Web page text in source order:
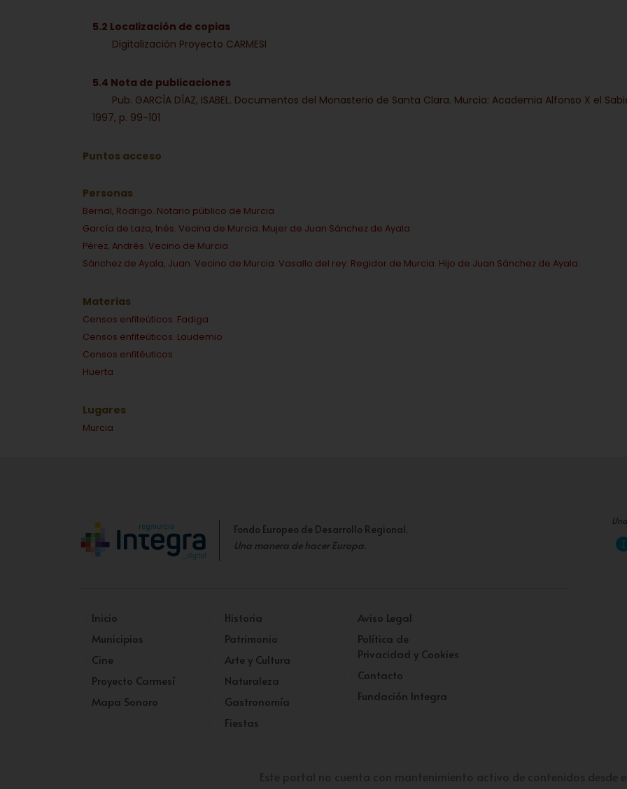
5.2 Localización de copias
Digitalización Proyecto CARMESI
5.4 Nota de publicaciones
Pub. GARCÍA DÍAZ, ISABEL. Documentos del Monasterio de Santa Clara. Murcia: Academia Alfonso X el
1997, p. 99-101
Puntos acceso
Personas
Bernal, Rodrigo. Notario público de Murcia
García de Laza, Inés. Vecina de Murcia. Mujer de Juan Sánchez de Ayala
Pérez, Andrés. Vecino de Murcia
Sánchez de Ayala, Juan. Vecino de Murcia. Vasallo del rey. Regidor de Murcia. Hijo de Juan Sánchez de Ayala
Materias
Censos enfiteúticos. Fadiga
Censos enfiteúticos. Laudemio
Censos enfitéuticos
Huerta
Lugares
Murcia
Fondo Europeo de Desarrollo Regional.
Una manera de hacer Europa.
Inicio
Municipios
Cine
Proyecto Carmesí
Mapa Sonoro
Historia
Patrimonio
Arte y Cultura
Naturaleza
Gastronomía
Fiestas
Aviso Legal
Política de
Privacidad y Cookies
Contacto
Fundación Integra